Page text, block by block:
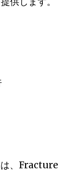
、Fracture